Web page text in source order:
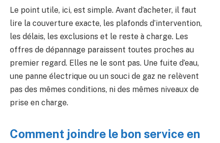
Le point utile, ici, est simple. Avant d’acheter, il faut
lire la couverture exacte, les plafonds d’intervention,
les délais, les exclusions et le reste à charge. Les
offres de dépannage paraissent toutes proches au
premier regard. Elles ne le sont pas. Une fuite d’eau,
une panne électrique ou un souci de gaz ne relèvent
pas des mêmes conditions, ni des mêmes niveaux de
prise en charge.
Comment joindre le bon service en